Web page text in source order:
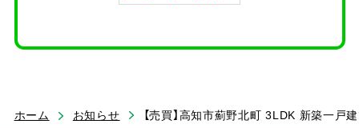
ホーム お知らせ 【売買】高知市薊野北町 3LDK 新築一戸